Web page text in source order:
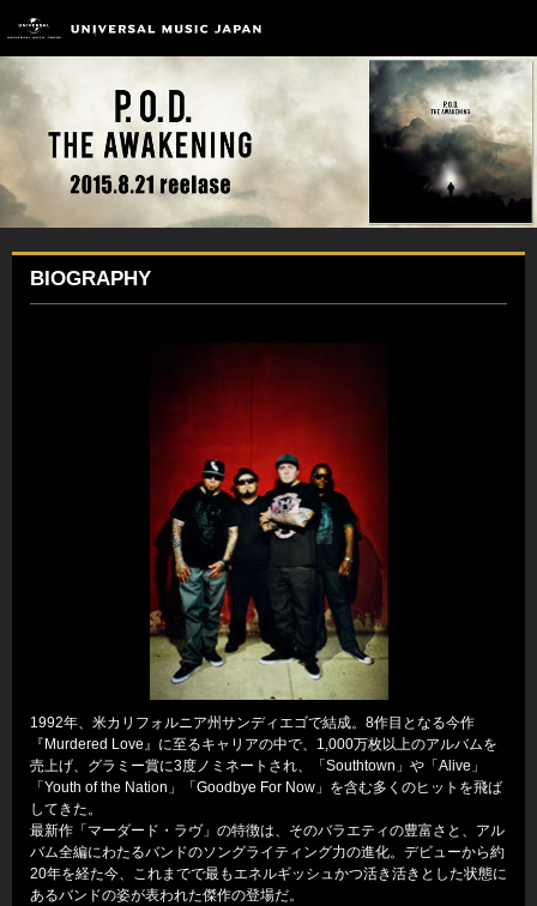
BIOGRAPHY
1992年、米カリフォルニア州サンディエゴで結成。8作目となる今作
『Murdered Love』に至るキャリアの中で、1,000万枚以上のアルバムを
売上げ、グラミー賞に3度ノミネートされ、「Southtown」や「Alive」
「Youth of the Nation」「Goodbye For Now」を含む多くのヒットを飛ば
してきた。
最新作「マーダード・ラヴ」の特徴は、そのバラエティの豊富さと、アル
バム全編にわたるバンドのソングライティング力の進化。デビューから約
20年を経た今、これまでで最もエネルギッシュかつ活き活きとした状態に
あるバンドの姿が表われた傑作の登場だ。